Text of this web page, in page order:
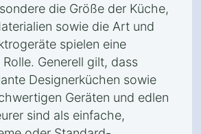
die Größe der Küche,
sowie die Art und
spielen eine
Generell gilt, dass
Designerküchen sowie
Geräten und edlen
sind als einfache,